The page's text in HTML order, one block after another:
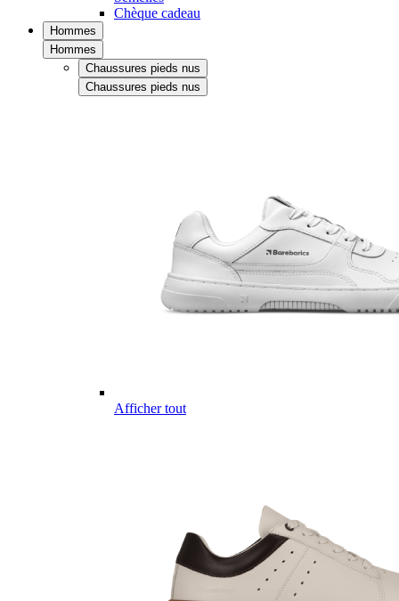
Chèque cadeau
Hommes
Hommes
Chaussures pieds nus
Chaussures pieds nus
Afficher tout